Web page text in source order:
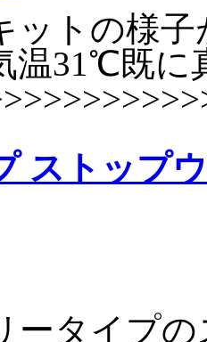
ットの様
温31℃既に
ストップ
ータイプ